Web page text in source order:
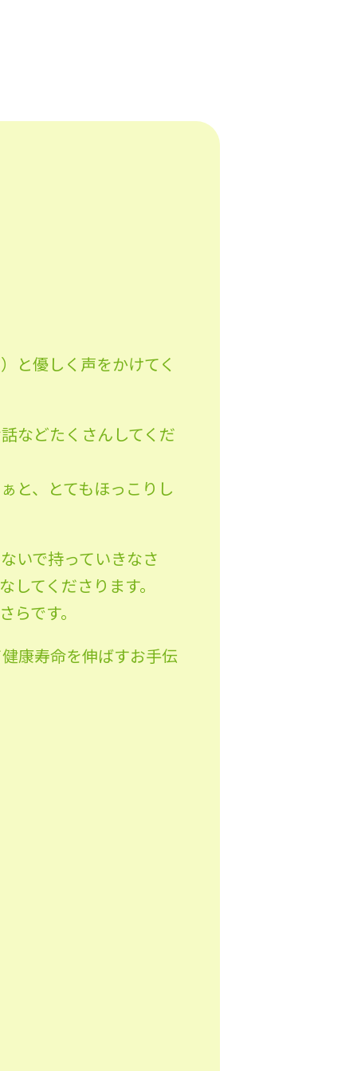
と優しく声をかけてく
などたくさんしてくだ
と、とてもほっこりし
いで持っていきなさ
てくださります。
です。
康寿命を伸ばすお手伝